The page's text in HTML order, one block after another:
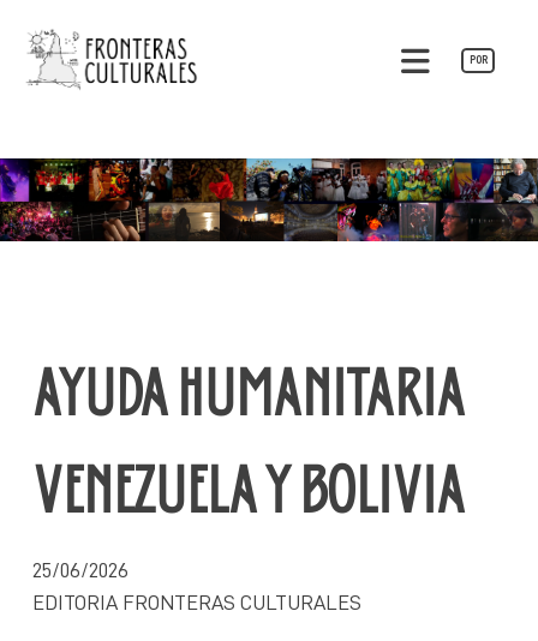
contenido
Fronteras Culturales
POR
AYUDA HUMANITARIA
VENEZUELA Y BOLIVIA
25/06/2026
EDITORIA FRONTERAS CULTURALES